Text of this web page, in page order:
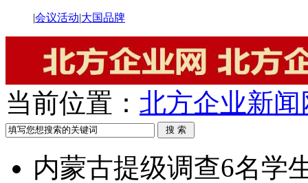
|会议活动|大国品牌
当前位置： 北方企业新闻
内蒙古提级调查6名学